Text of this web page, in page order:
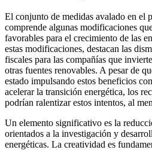
El conjunto de medidas avalado en el
comprende algunas modificaciones
favorables para el crecimiento de las
estas modificaciones, destacan las
fiscales para las compañías que
otras fuentes renovables. A pesar de
estado impulsando estos beneficios
acelerar la transición energética, los
podrían ralentizar estos intentos, al
Un elemento significativo es la
orientados a la investigación y
energéticas. La creatividad es